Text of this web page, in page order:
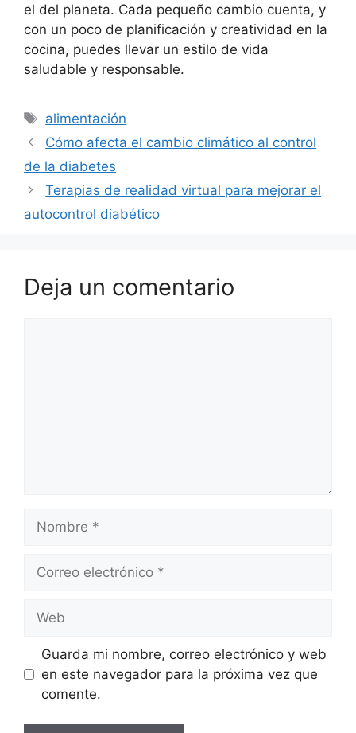
el del planeta. Cada pequeño cambio cuenta, y
con un poco de planificación y creatividad en la
cocina, puedes llevar un estilo de vida
saludable y responsable.
Etiquetas
alimentación
Cómo afecta el cambio climático al control
de la diabetes
Terapias de realidad virtual para mejorar el
autocontrol diabético
Deja un comentario
electrónico
Guarda mi nombre, correo electrónico y web
en este navegador para la próxima vez que
comente.